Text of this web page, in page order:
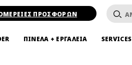
ΠΡΟΣΦΟΡΩΝ
ΠΙΝΕΛΑ + ΕΡΓΑΛΕΙΑ SERVICES